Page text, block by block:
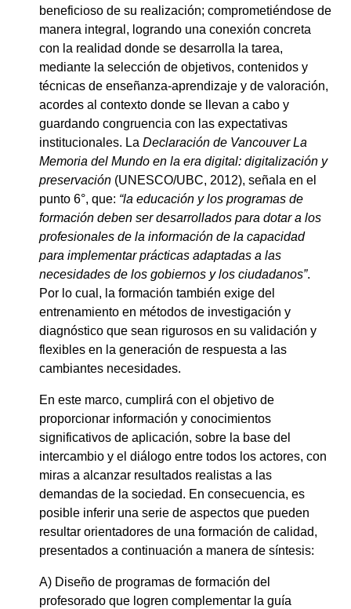
beneficioso de su realización; comprometiéndose de
manera integral, logrando una conexión concreta
con la realidad donde se desarrolla la tarea,
mediante la selección de objetivos, contenidos y
técnicas de enseñanza-aprendizaje y de valoración,
acordes al contexto donde se llevan a cabo y
guardando congruencia con las expectativas
institucionales. La Declaración de Vancouver La
Memoria del Mundo en la era digital: digitalización y
preservación (UNESCO/UBC, 2012), señala en el
punto 6°, que: “la educación y los programas de
formación deben ser desarrollados para dotar a los
profesionales de la información de la capacidad
para implementar prácticas adaptadas a las
necesidades de los gobiernos y los ciudadanos”.
Por lo cual, la formación también exige del
entrenamiento en métodos de investigación y
diagnóstico que sean rigurosos en su validación y
flexibles en la generación de respuesta a las
cambiantes necesidades.
En este marco, cumplirá con el objetivo de
proporcionar información y conocimientos
significativos de aplicación, sobre la base del
intercambio y el diálogo entre todos los actores, con
miras a alcanzar resultados realistas a las
demandas de la sociedad. En consecuencia, es
posible inferir una serie de aspectos que pueden
resultar orientadores de una formación de calidad,
presentados a continuación a manera de síntesis:
A) Diseño de programas de formación del
profesorado que logren complementar la guía